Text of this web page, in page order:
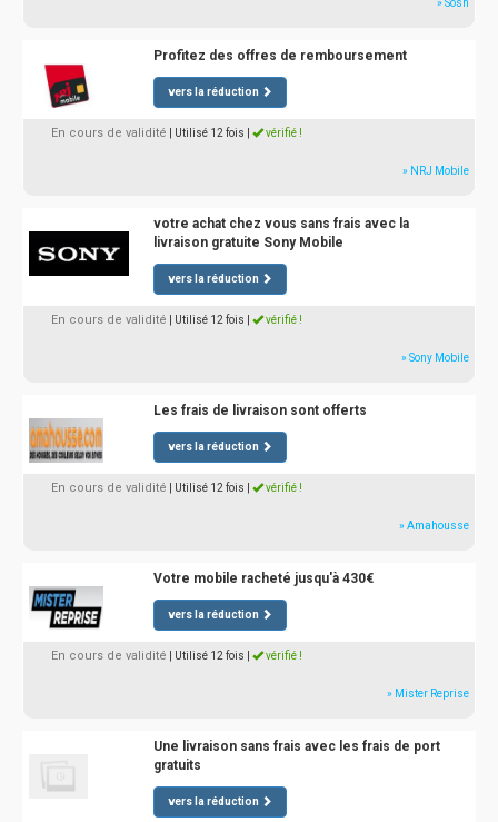
» Sosh
Profitez des offres de remboursement
vers la réduction
En cours de validité | Utilisé 12 fois vérifié !
» NRJ Mobile
votre achat chez vous sans frais avec la
livraison gratuite Sony Mobile
vers la réduction
En cours de validité | Utilisé 12 fois vérifié !
» Sony Mobile
Les frais de livraison sont offerts
vers la réduction
En cours de validité | Utilisé 12 fois vérifié !
» Amahousse
Votre mobile racheté jusqu'à 430€
vers la réduction
En cours de validité | Utilisé 12 fois vérifié !
» Mister Reprise
Une livraison sans frais avec les frais de port
gratuits
vers la réduction